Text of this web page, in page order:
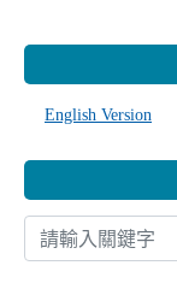
English Version